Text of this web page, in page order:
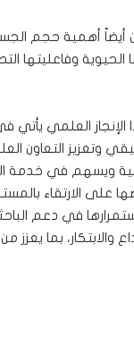
أيضاً أهمية حجم
الحيوية وفاعليتها
الإنجاز العلمي يأتي
وتعزيز التعاون
ويسهم في خدمة
على الارتقاء
في دعم
والابتكار، بما يعزز